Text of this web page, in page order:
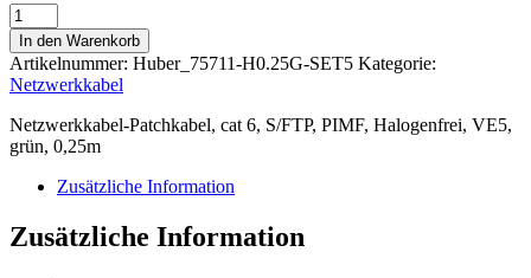
Patchkabel
cat
6
S/FTP
PIMF
HF
VE5
grün
0,25m
In den Warenkorb
Artikelnummer: Huber_75711-H0.25G-SET5 Kategorie:
Netzwerkkabel
Netzwerkkabel-Patchkabel, cat 6, S/FTP, PIMF, Halogenfrei, VE5,
grün, 0,25m
Zusätzliche Information
Zusätzliche Information